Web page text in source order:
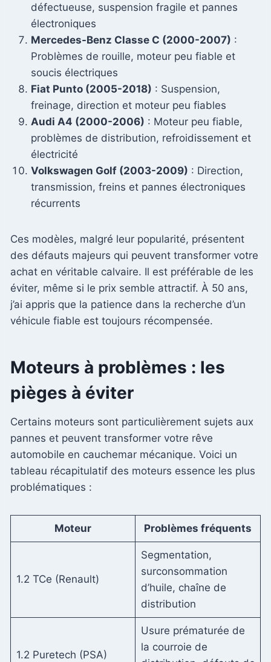
défectueuse, suspension fragile et pannes
électroniques
Mercedes-Benz Classe C (2000-2007) :
Problèmes de rouille, moteur peu fiable et
soucis électriques
Fiat Punto (2005-2018) : Suspension,
freinage, direction et moteur peu fiables
Audi A4 (2000-2006) : Moteur peu fiable,
problèmes de distribution, refroidissement et
électricité
Volkswagen Golf (2003-2009) : Direction,
transmission, freins et pannes électroniques
récurrents
Ces modèles, malgré leur popularité, présentent
des défauts majeurs qui peuvent transformer votre
achat en véritable calvaire. Il est préférable de les
éviter, même si le prix semble attractif. À 50 ans,
j’ai appris que la patience dans la recherche d’un
véhicule fiable est toujours récompensée.
Moteurs à problèmes : les
pièges à éviter
Certains moteurs sont particulièrement sujets aux
pannes et peuvent transformer votre rêve
automobile en cauchemar mécanique. Voici un
tableau récapitulatif des moteurs essence les plus
problématiques :
Moteur Problèmes fréquents
1.2 TCe (Renault)
Segmentation,
surconsommation
d’huile, chaîne de
distribution
1.2 Puretech (PSA)
Usure prématurée de
la courroie de